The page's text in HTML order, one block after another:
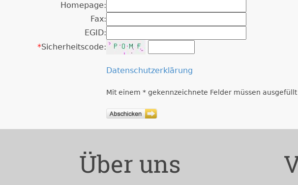
Homepage:
Fax:
EGID:
*Sicherheitscode:
Datenschutzerklärung
Mit einem * gekennzeichnete Felder müssen
Über uns